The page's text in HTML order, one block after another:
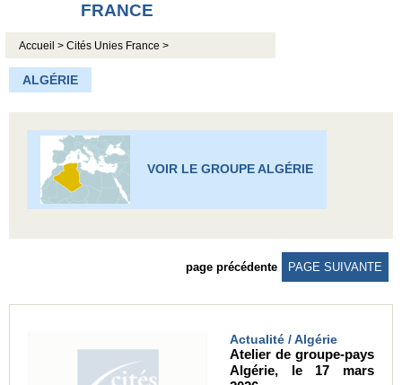
FRANCE
Accueil >Cités Unies France >
ALGÉRIE
VOIR LE GROUPE ALGÉRIE
page précédente PAGE SUIVANTE
Actualité / Algérie
Atelier de groupe-pays
Algérie, le 17 mars